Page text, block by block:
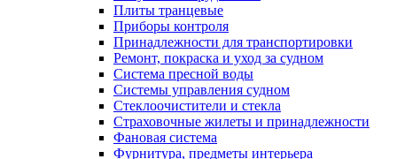
Плиты транцевые
Приборы контроля
Принадлежности для транспортировки
Ремонт, покраска и уход за судном
Система пресной воды
Системы управления судном
Стеклоочистители и стекла
Страховочные жилеты и принадлежности
Фановая система
Фурнитура, предметы интерьера